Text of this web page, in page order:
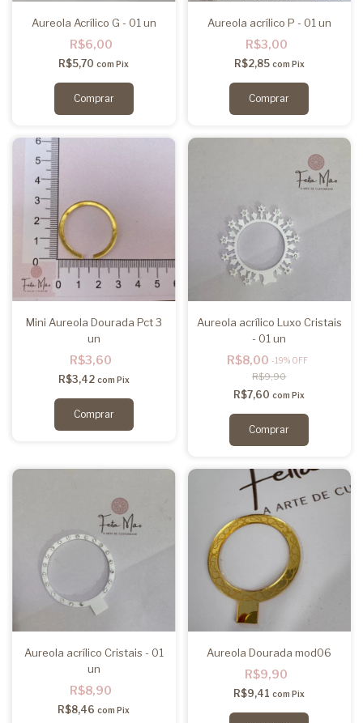
Aureola Acrílico G - 01 un
R$6,00
R$5,70com Pix
Aureola acrílico P - 01 un
R$3,00
R$2,85 com Pix
Mini Aureola Dourada Pct 3
un
R$3,60
R$3,42 com Pix
Aureola acrílico Luxo Cristais
- 01 un
R$8,00 -19% OFF
R$9,90
R$7,60com Pix
Aureola acrílico Cristais - 01
un
R$8,90
R$8,46com Pix
Aureola Dourada mod06
R$9,90
R$9,41com Pix